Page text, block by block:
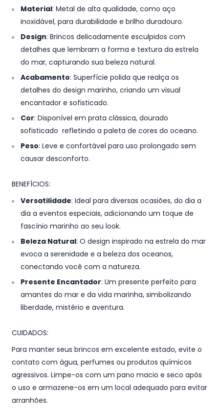
Material: Metal de alta qualidade, como aço
inoxidável, para durabilidade e brilho duradouro.
Design: Brincos delicadamente esculpidos com
detalhes que lembram a forma e textura da estrela
do mar, capturando sua beleza natural.
Acabamento: Superfície polida que realça os
detalhes do design marinho, criando um visual
encantador e sofisticado.
Cor: Disponível em prata clássica, dourado
sofisticado refletindo a paleta de cores do oceano.
Peso: Leve e confortável para uso prolongado sem
causar desconforto.
BENEFÍCIOS:
Versatilidade: Ideal para diversas ocasiões, do dia a
dia a eventos especiais, adicionando um toque de
fascínio marinho ao seu look.
Beleza Natural: O design inspirado na estrela do mar
evoca a serenidade e a beleza dos oceanos,
conectando você com a natureza.
Presente Encantador: Um presente perfeito para
amantes do mar e da vida marinha, simbolizando
liberdade, mistério e aventura.
CUIDADOS:
Para manter seus brincos em excelente estado, evite o
contato com água, perfumes ou produtos químicos
agressivos. Limpe-os com um pano macio e seco após
o uso e armazene-os em um local adequado para evitar
arranhões.